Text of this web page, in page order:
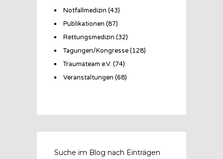
Notfallmedizin (43)
Publikationen (87)
Rettungsmedizin (32)
Tagungen/Kongresse(128)
Traumateam e.V. (74)
Veranstaltungen (68)
Suche im Blog nach Einträgen